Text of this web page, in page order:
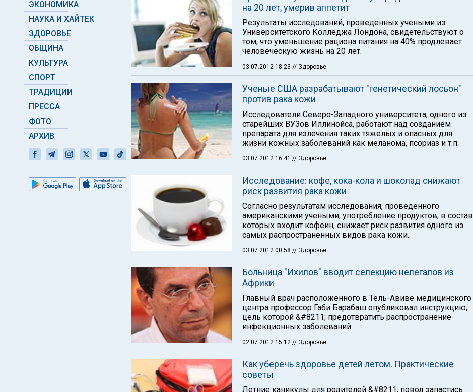
ЭКОНОМИКА
НАУКА И ХАЙТЕК
ЗДОРОВЬЕ
ОБЩИНА
КУЛЬТУРА
СПОРТ
ТРАДИЦИИ
ПРЕССА
ФОТО
АРХИВ
на 20 лет, умерив аппетит
Результаты исследований, проведенных учеными из
Университетского Колледжа Лондона, свидетельствуют о
том, что уменьшение рациона питания на 40% продлевает
человеческую жизнь на 20 лет.
03.07.2012 18:23 // Здоровье
Ученые США разрабатывают "генетический лосьон"
против рака кожи
Исследователи Северо-Западного университета, одного из
старейших ВУЗов Иллинойса, работают над созданием
препарата для излечения таких тяжелых и опасных для
жизни кожных заболеваний как меланома, псориаз и т.п.
03.07.2012 16:41 // Здоровье
Исследование: кофе, кока-кола и шоколад снижают
риск развития рака кожи
Согласно результатам исследования, проведенного
американскими учеными, употребление продуктов, в состав
которых входит кофеин, снижает риск развития одного из
самых распространенных видов рака кожи.
03.07.2012 00:58 // Здоровье
Больница "Ихилов" вводит селекцию нелегалов из
Африки
Главный врач расположенного в Тель-Авиве медицинского
центра профессор Габи Барабаш опубликовал инструкцию,
цель которой &#8211; предотвратить распространение
инфекционных заболеваний.
02.07.2012 15:12 // Здоровье
Как уберечь здоровье детей летом. Практические
советы
Летние каникулы для родителей &#8211; повод запастись